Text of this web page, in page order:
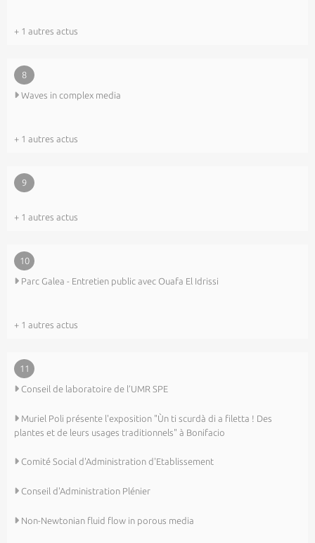
+ 1 autres actus
8
Waves in complex media
+ 1 autres actus
9
+ 1 autres actus
10
Parc Galea - Entretien public avec Ouafa El Idrissi
+ 1 autres actus
11
Conseil de laboratoire de l’UMR SPE
Muriel Poli présente l'exposition "Ùn ti scurdà di a filetta ! Des
plantes et de leurs usages traditionnels" à Bonifacio
Comité Social d'Administration d'Etablissement
Conseil d'Administration Plénier
Non-Newtonian fluid flow in porous media